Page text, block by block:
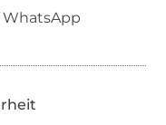
WhatsApp